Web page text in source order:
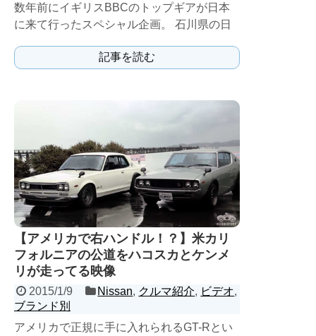
数年前にイギリスBBCのトップギアが日本
に来て行ったスペシャル企画。 石川県の日
で行くレース。 ...記事を読む
【アメリカで右ハンドル！？】米カリ
フォルニアの公道をハコスカとケンメ
リが走ってる映像
2015/1/9 Nissan, クルマ紹介, ビデオ,
ブランド別
アメリカで正規に手に入れられるGT-Rとい